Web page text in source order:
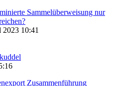
Sammelüberweisung nur
10:41
kuddel
Zusammenführung